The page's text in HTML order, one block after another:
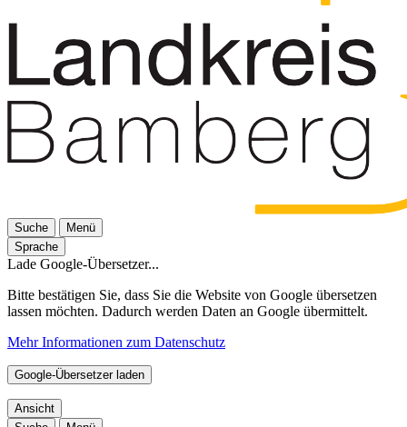
Suche
Menü
Sprache
Lade Google-Übersetzer...
Bitte bestätigen Sie, dass Sie die Website von Google übersetzen
lassen möchten. Dadurch werden Daten an Google übermittelt.
Mehr Informationen zum Datenschutz
Google-Übersetzer laden
Ansicht